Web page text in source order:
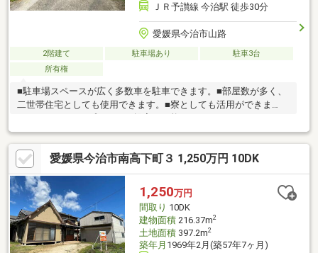
ＪＲ予讃線 今治駅 徒歩30分
愛媛県今治市山路
2階建て 駐車場あり
駐車3台
所有権
■駐車場スペースが広く多数車を駐車できます。■部屋数が多く、
二世帯住宅としても使用できます。■寮としても活用ができま
愛媛県今治市南高下町３ 1,250万円 10DK
1,250万円
間取り 10DK
建物面積216.37m2
土地面積397.2m2
築年月 1969年2月(築57年7ヶ月)